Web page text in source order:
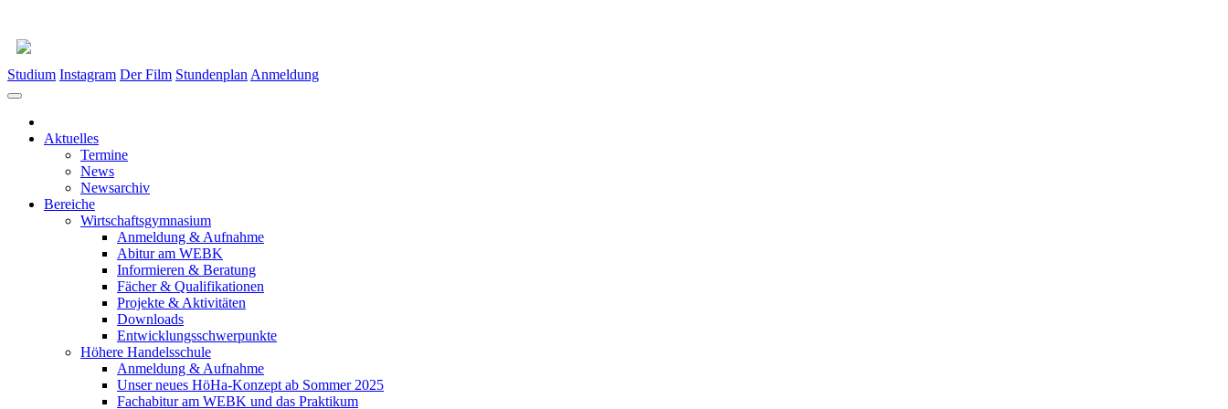
Studium Instagram Der Film Stundenplan Anmeldung
Aktuelles
Termine
News
Newsarchiv
Bereiche
Wirtschaftsgymnasium
Anmeldung & Aufnahme
Abitur am WEBK
Informieren & Beratung
Fächer & Qualifikationen
Projekte & Aktivitäten
Downloads
Entwicklungsschwerpunkte
Höhere Handelsschule
Anmeldung & Aufnahme
Unser neues HöHa-Konzept ab Sommer 2025
Fachabitur am WEBK und das Praktikum